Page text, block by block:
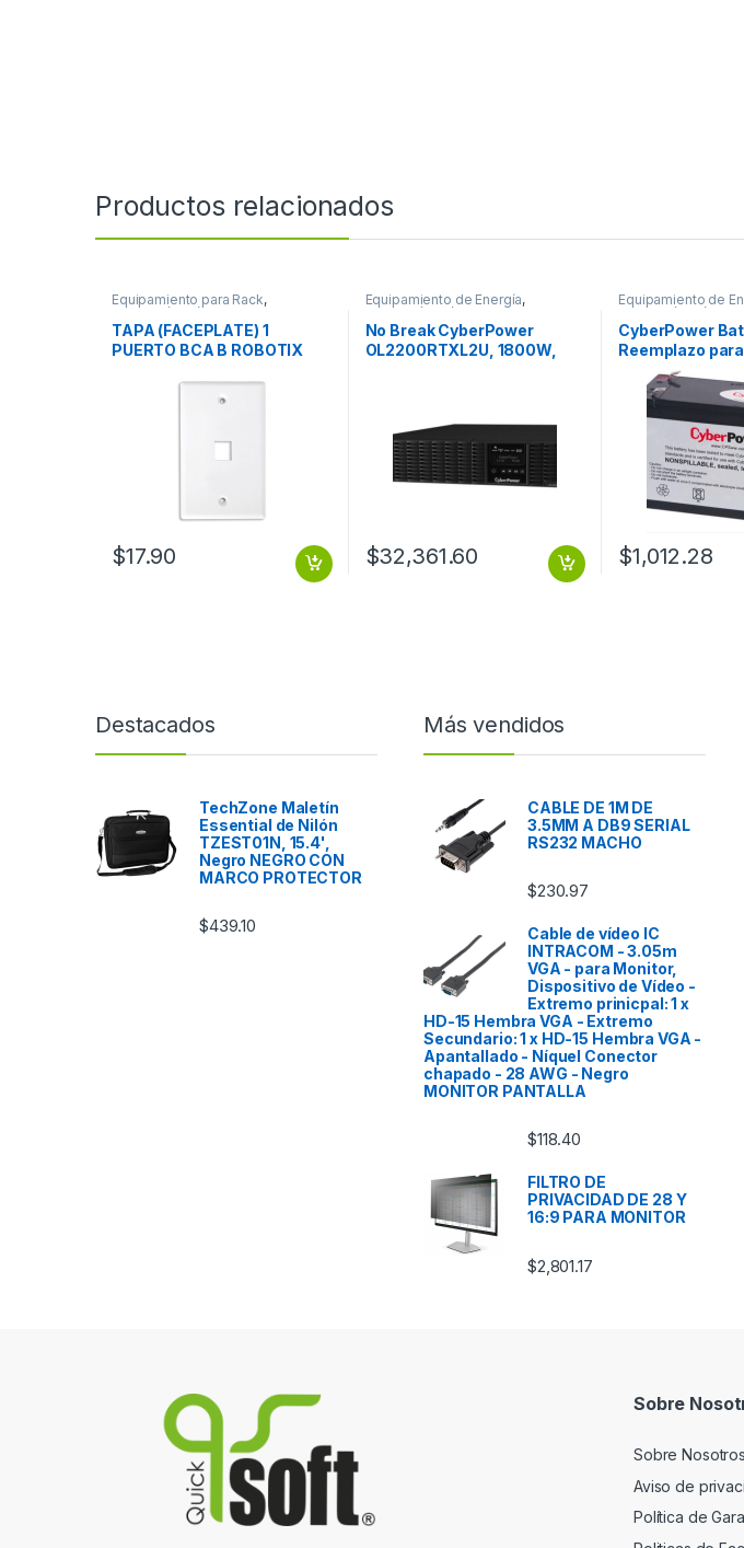
Productos relacionados
Equipamiento para Rack,
Protección Eléctrica
TAPA (FACEPLATE) 1
PUERTO BCA B ROBOTIX
$17.90
Equipamiento de Energía,
Protección Eléctrica
No Break CyberPower
OL2200RTXL2U, 1800W,
SENOID 120
$32,361.60
Equipamiento de
Protección Eléctrica
CyberPower
Reemplazo
RB1280, 12V, 8Ah
REEMPLAZO
AMPERES
$1,012.28
Destacados
TechZone Maletín
Essential de Nilón
TZEST01N, 15.4',
Negro NEGRO CON
MARCO PROTECTOR
$439.10
Más vendidos
CABLE DE 1M DE
3.5MM A DB9 SERIAL
RS232 MACHO
$230.97
Cable de vídeo IC
INTRACOM - 3.05m
VGA - para Monitor,
Dispositivo de Vídeo -
Extremo prinicpal: 1 x
HD-15 Hembra VGA - Extremo
Secundario: 1 x HD-15 Hembra VGA -
Apantallado - Níquel Conector
chapado - 28 AWG - Negro
MONITOR PANTALLA
$118.40
FILTRO DE
PRIVACIDAD DE 28 Y
16:9 PARA MONITOR
$2,801.17
Sobre
Sobre Nosotros
Aviso de
Política de